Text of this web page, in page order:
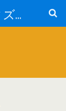
ディズニー好きのディズニー好きによるディズニー好きのためのブログ